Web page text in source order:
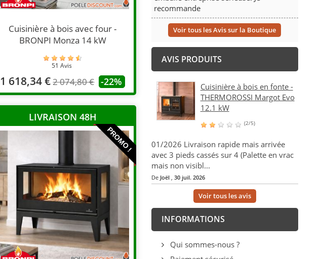
Cuisinière à bois avec four -
BRONPI Monza 14 kW
51 Avis
1 618,34 €2 074,80 € -22%
LIVRAISON 48H
PROMO !
recommande
Voir tous les Avis sur la Boutique
AVIS PRODUITS
Cuisinière à bois en fonte -
THERMOROSSI Margot Evo
12.1 kW
(2/5)
01/2026 Livraison rapide mais arrivée
avec 3 pieds cassés sur 4 (Palette en vrac
mais non visibl...
De Joël, 30 juil. 2026
Voir tous les avis
INFORMATIONS
Qui sommes-nous ?